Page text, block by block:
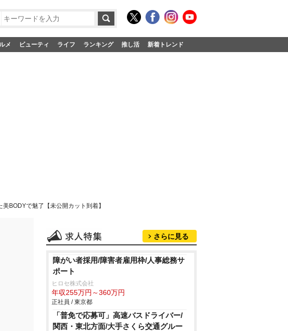
メ ビューティ ライフ ランキング 推し活 新着トレンド
BODYで魅了【未公開カット到着】
さらに見る
障がい者採用/障害者雇用枠/人事総務サ
ポート
ヒロセ株式会社
年収255万円～360万円
正社員 / 東京都
「普免で応募可」高速バスドライバー/
関西・東北方面/大手さくら交通グルー